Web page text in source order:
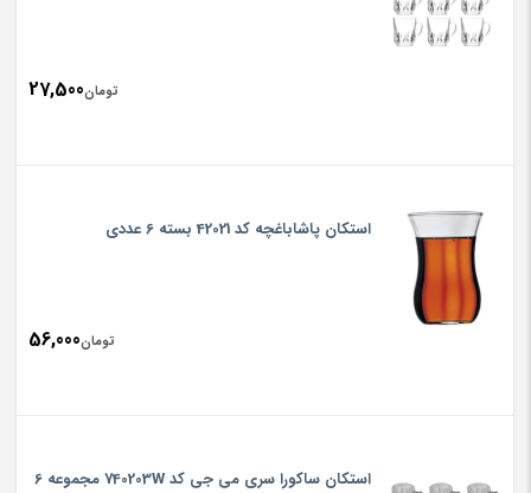
تومان27,500
استکان پاشاباغچه کد 42021 بسته 6 عددی
تومان56,000
استکان ساکورا سری می جی کد 740203W مجموعه 6